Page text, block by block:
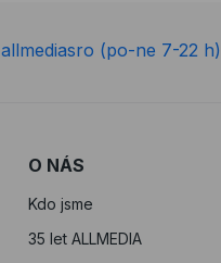
allmediasro (po-ne 7-22 h)
O NÁS
Kdo jsme
35 let ALLMEDIA